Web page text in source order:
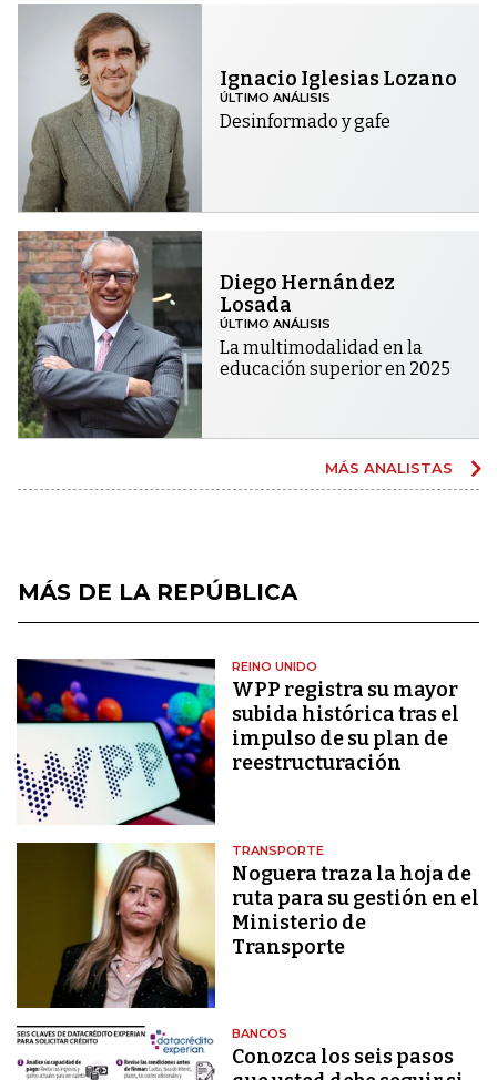
Ignacio Iglesias Lozano
ÚLTIMO ANÁLISIS
Desinformado y gafe
Diego Hernández
Losada
ÚLTIMO ANÁLISIS
La multimodalidad en la
educación superior en 2025
MÁS ANALISTAS
MÁS DE LA REPÚBLICA
REINO UNIDO
WPP registra su mayor
subida histórica tras el
impulso de su plan de
reestructuración
TRANSPORTE
Noguera traza la hoja de
ruta para su gestión en el
Ministerio de
Transporte
BANCOS
Conozca los seis pasos